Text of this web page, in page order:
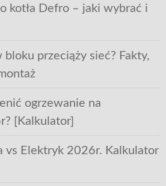
kotła Defro – jaki wybrać i
bloku przeciąży sieć? Fakty,
ogrzewanie na
[Kalkulator]
vs Elektryk 2026r. Kalkulator